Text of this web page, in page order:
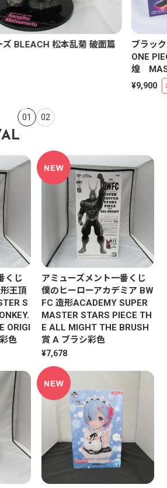
ア 一番くじ ワンピース EX
COLLECTION 覇ノ
EXBLOOM C賞
01 02
くじ
王頂
S
ORIGI
色
アミューズメント一番くじ
僕のヒーローアカデミア BW
FC 造形ACADEMY SUPER
MASTER STARS PIECE TH
E ALL MIGHT THE BRUSH
賞 A ブラシ彩色
¥7,678